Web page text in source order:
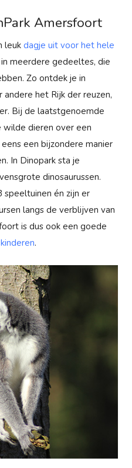
Amersfoort
leuk dagje uit voor het hele
meerdere gedeeltes, die
Zo ontdek je in
het Rijk der reuzen,
Bij de laatstgenoemde
wilde dieren over een
een bijzondere manier
In Dinopark sta je
dinosaurussen.
speeltuinen én zijn er
langs de verblijven van
is dus ook een goede
.